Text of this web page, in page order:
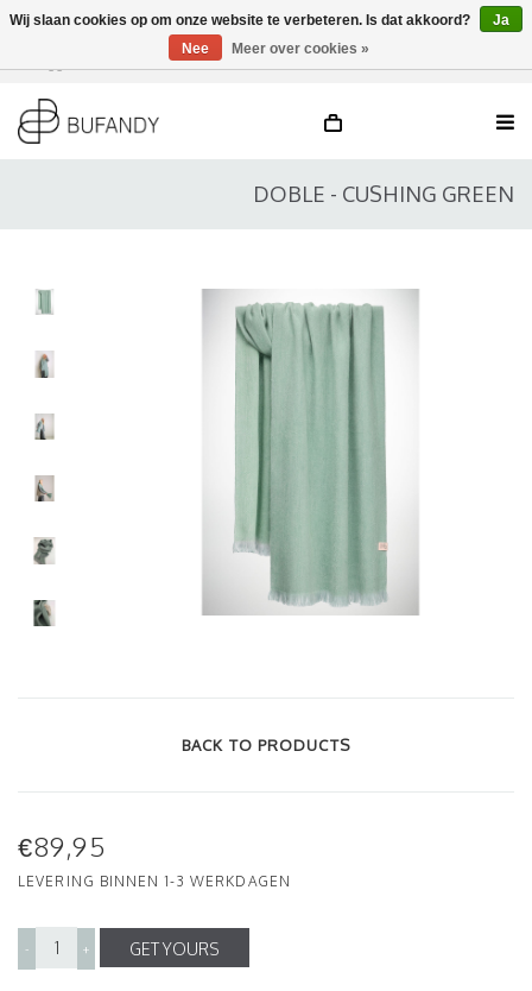
DE / EN
DOBLE - CUSHING GREEN
BACK TO PRODUCTS
€89,95
LEVERING BINNEN 1-3 WERKDAGEN
- + GET YOURS
Wij slaan cookies op om onze website te verbeteren. Is dat akkoord?
Ja
Nee
Meer over cookies »